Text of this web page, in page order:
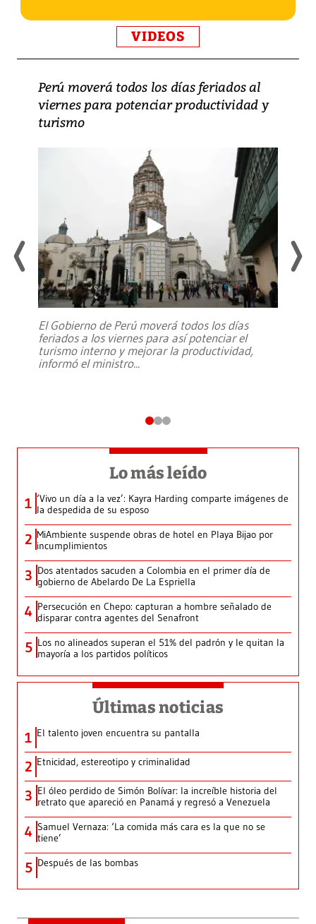
VIDEOS
Perú moverá todos los días feriados al
viernes para potenciar productividad y
turismo
El Gobierno de Perú moverá todos los días
feriados a los viernes para así potenciar el
turismo interno y mejorar la productividad,
informó el ministro...
Lo más leído
1 ‘Vivo un día a la vez’: Kayra Harding comparte imágenes de
la despedida de su esposo
2 MiAmbiente suspende obras de hotel en Playa Bijao por
incumplimientos
3 Dos atentados sacuden a Colombia en el primer día de
gobierno de Abelardo De La Espriella
4 Persecución en Chepo: capturan a hombre señalado de
disparar contra agentes del Senafront
5 Los no alineados superan el 51% del padrón y le quitan la
mayoría a los partidos políticos
Últimas noticias
1 El talento joven encuentra su pantalla​
2 Etnicidad, estereotipo y criminalidad
3 El óleo perdido de Simón Bolívar: la increíble historia del
retrato que apareció en Panamá y regresó a Venezuela
4 Samuel Vernaza: ‘La comida más cara es la que no se
tiene’
5 Después de las bombas